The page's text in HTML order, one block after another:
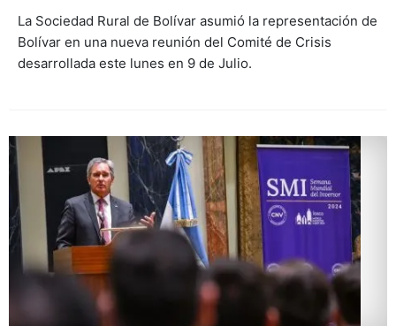
La Sociedad Rural de Bolívar asumió la representación de
Bolívar en una nueva reunión del Comité de Crisis
desarrollada este lunes en 9 de Julio.